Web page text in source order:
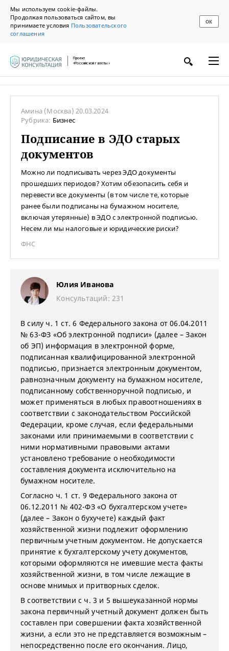
Мы используем cookie-файлы.
Продолжая пользоваться сайтом, вы
принимаете условия Пользовательского
соглашения
ОК
Проект
«Российской газеты»
Амина (Москва) 20.03.2024
Рубрика: Бизнес
Подписание в ЭДО старых
документов
Можно ли подписывать через ЭДО документы
прошедших периодов? Хотим обезопасить себя и
перевести все документы (в том числе те, которые
ранее были подписаны на бумажном носителе,
включая утерянные) в ЭДО с электронной подписью.
Несем ли мы налоговые и юридические риски?
ФНС
Юлия Иванова
Консультаций: 231
В силу ч. 1 ст. 6 Федерального закона от 06.04.2011
№ 63-ФЗ «Об электронной подписи» (далее – Закон
об ЭП) информация в электронной форме,
подписанная квалифицированной электронной
подписью, признается электронным документом,
равнозначным документу на бумажном носителе,
подписанному собственноручной подписью, и
может применяться в любых правоотношениях в
соответствии с законодательством Российской
Федерации, кроме случая, если федеральными
законами или принимаемыми в соответствии с
ними нормативными правовыми актами
установлено требование о необходимости
составления документа исключительно на
бумажном носителе.
Согласно ч. 1 ст. 9 Федерального закона от
06.12.2011 № 402-ФЗ «О бухгалтерском учете»
(далее – Закон о бухучете) каждый факт
хозяйственной жизни подлежит оформлению
первичным учетным документом. Не допускается
принятие к бухгалтерскому учету документов,
которыми оформляются не имевшие места факты
хозяйственной жизни, в том числе лежащие в
основе мнимых и притворных сделок.
В соответствии с ч. 3 и 5 вышеуказанной нормы
закона первичный учетный документ должен быть
составлен при совершении факта хозяйственной
жизни, а если это не представляется возможным –
непосредственно после его окончания. Лицо,